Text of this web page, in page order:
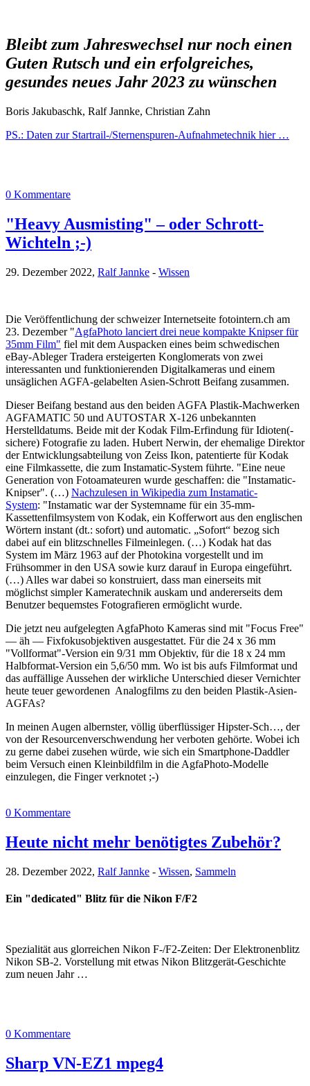
Bleibt zum Jahreswechsel nur noch einen
Guten Rutsch und ein erfolgreiches,
gesundes neues Jahr 2023 zu wünschen
Boris Jakubaschk, Ralf Jannke, Christian Zahn
PS.: Daten zur Startrail-/Sternenspuren-Aufnahmetechnik hier …
0 Kommentare
"Heavy Ausmisting" – oder Schrott-
Wichteln ;-)
29. Dezember 2022, Ralf Jannke - Wissen
Die Veröffentlichung der schweizer Internetseite fotointern.ch am
23. Dezember "AgfaPhoto lanciert drei neue kompakte Knipser für
35mm Film" fiel mit dem Auspacken eines beim schwedischen
eBay-Ableger Tradera ersteigerten Konglomerats von zwei
interessanten und funktionierenden Digitalkameras und einem
unsäglichen AGFA-gelabelten Asien-Schrott Beifang zusammen.
Dieser Beifang bestand aus den beiden AGFA Plastik-Machwerken
AGFAMATIC 50 und AUTOSTAR X-126 unbekannten
Herstelldatums. Beide mit der Kodak Film-Erfindung für Idioten(-
sichere) Fotografie zu laden. Hubert Nerwin, der ehemalige Direktor
der Entwicklungsabteilung von Zeiss Ikon, patentierte für Kodak
eine Filmkassette, die zum Instamatic-System führte. "Eine neue
Generation von Fotoamateuren wurde geschaffen: die "Instamatic-
Knipser". (…) Nachzulesen in Wikipedia zum Instamatic-
System: "Instamatic war der Systemname für ein 35-mm-
Kassettenfilmsystem von Kodak, ein Kofferwort aus den englischen
Wörtern instant (dt.: sofort) und automatic. „Sofort“ bezog sich
dabei auf ein blitzschnelles Filmeinlegen. (…) Kodak hat das
System im März 1963 auf der Photokina vorgestellt und im
Frühsommer in den USA sowie kurz darauf in Europa eingeführt.
(…) Alles war dabei so konstruiert, dass man einerseits mit
möglichst simpler Kameratechnik auskam und andererseits dem
Benutzer bequemstes Fotografieren ermöglicht wurde.
Die jetzt neu aufgelegten AgfaPhoto Kameras sind mit "Focus Free"
— äh — Fixfokusobjektiven ausgestattet. Für die 24 x 36 mm
"Vollformat"-Version ein 9/31 mm Objektiv, für die 18 x 24 mm
Halbformat-Version ein 5,6/50 mm. Wo ist bis aufs Filmformat und
das auffällige Aussehen der wirkliche Unterschied dieser Vernichter
heute teuer gewordenen Analogfilms zu den beiden Plastik-Asien-
AGFAs?
In meinen Augen albernster, völlig überflüssiger Hipster-Sch…, der
von der Resourcenverschwendung her verboten gehörte. Wobei ich
zu gerne dabei zusehen würde, wie sich ein Smartphone-Daddler
beim Versuch einen Kleinbildfilm in die AgfaPhoto-Modelle
einzulegen, die Finger verknotet ;-)
0 Kommentare
Heute nicht mehr benötigtes Zubehör?
28. Dezember 2022, Ralf Jannke - Wissen, Sammeln
Ein "dedicated" Blitz für die Nikon F/F2
Spezialität aus glorreichen Nikon F-/F2-Zeiten: Der Elektronenblitz
Nikon SB-2. Vorstellung mit etwas Nikon Blitzgerät-Geschichte
zum neuen Jahr …
0 Kommentare
Sharp VN-EZ1 mpeg4